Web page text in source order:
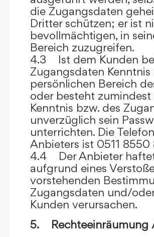
die Zugangsdaten
Dritter schützen; er ist
bevollmächtigen, in
Bereich zuzugreifen.
4.3 Ist dem Kunden
Zugangsdaten
persönlichen Bereich
oder besteht
Kenntnis bzw. des
unverzüglich sein
unterrichten. Die
Anbieters ist 0511 8550
4.4 Der Anbieter
aufgrund eines
vorstehenden
Zugangsdaten und/
Kunden verursachen.
5. Rechteeinräumung